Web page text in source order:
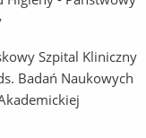
Szpital Kliniczny
Badań Naukowych